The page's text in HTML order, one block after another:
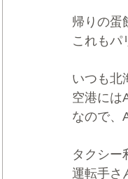
帰りの蛋
これもパ
いつも北
空港には
なので、
タクシー
運転手さ